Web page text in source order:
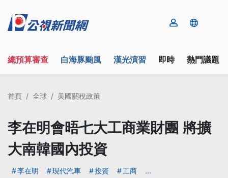
總預算審查 白海豚颱風 漢光演習 即時 熱門議題
首頁 全球 美國關稅政策
李在明會晤七大工商業財團 將擴
大南韓國內投資
李在明 現代汽車 投資 工商 ...